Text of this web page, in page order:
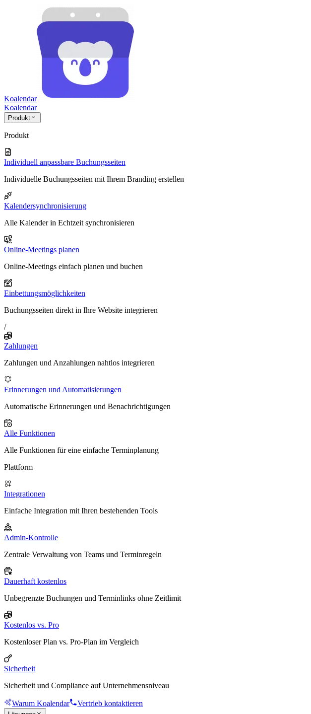
Koalendar
Koalendar
Produkt
Produkt
Individuell anpassbare Buchungsseiten
Individuelle Buchungsseiten mit Ihrem Branding erstellen
Kalendersynchronisierung
Alle Kalender in Echtzeit synchronisieren
Online-Meetings planen
Online-Meetings einfach planen und buchen
Einbettungsmöglichkeiten
Buchungsseiten direkt in Ihre Website integrieren
/
Zahlungen
Zahlungen und Anzahlungen nahtlos integrieren
Erinnerungen und Automatisierungen
Automatische Erinnerungen und Benachrichtigungen
Alle Funktionen
Alle Funktionen für eine einfache Terminplanung
Plattform
Integrationen
Einfache Integration mit Ihren bestehenden Tools
Admin-Kontrolle
Zentrale Verwaltung von Teams und Terminregeln
Dauerhaft kostenlos
Unbegrenzte Buchungen und Terminlinks ohne Zeitlimit
Kostenlos vs. Pro
Kostenloser Plan vs. Pro-Plan im Vergleich
Sicherheit
Sicherheit und Compliance auf Unternehmensniveau
Warum Koalendar Vertrieb kontaktieren